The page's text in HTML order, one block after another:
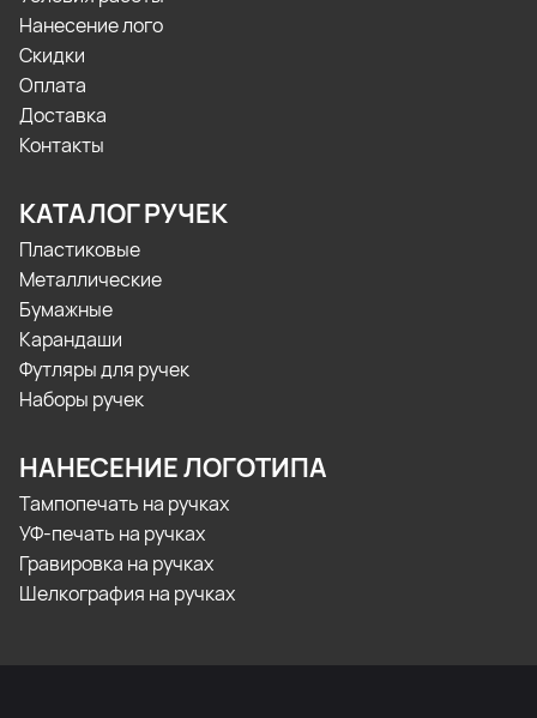
Нанесение лого
Скидки
Оплата
Доставка
Контакты
КАТАЛОГ РУЧЕК
Пластиковые
Металлические
Бумажные
Карандаши
Футляры для ручек
Наборы ручек
НАНЕСЕНИЕ ЛОГОТИПА
Тампопечать на ручках
УФ-печать на ручках
Гравировка на ручках
Шелкография на ручках